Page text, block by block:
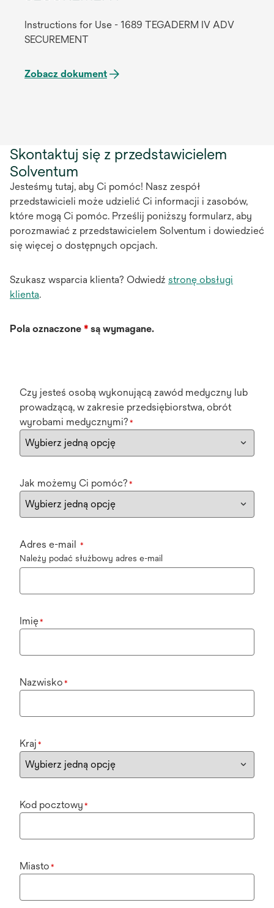
Instructions for Use - 1689 TEGADERM IV ADV
SECUREMENT
Zobacz dokument
Skontaktuj się z przedstawicielem
Solventum
Jesteśmy tutaj, aby Ci pomóc! Nasz zespół
przedstawicieli może udzielić Ci informacji i zasobów,
które mogą Ci pomóc. Prześlij poniższy formularz, aby
porozmawiać z przedstawicielem Solventum i dowiedzieć
się więcej o dostępnych opcjach.
Szukasz wsparcia klienta? Odwiedź stronę obsługi
klienta.
Pola oznaczone * są wymagane.
Czy jesteś osobą wykonującą zawód medyczny lub
prowadzącą, w zakresie przedsiębiorstwa, obrót
wyrobami medycznymi? *
Jak możemy Ci pomóc? *
Adres e-mail *
Należy podać służbowy adres e-mail
Imię*
Nazwisko *
Kraj *
Kod pocztowy *
Miasto *